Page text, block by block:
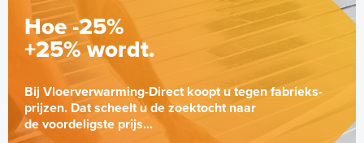
Hoe -25%
+25% wordt.
Bij Vloerverwarming-Direct koopt u tegen fabrieks-
prijzen. Dat scheelt u de zoektocht naar
de voordeligste prijs...